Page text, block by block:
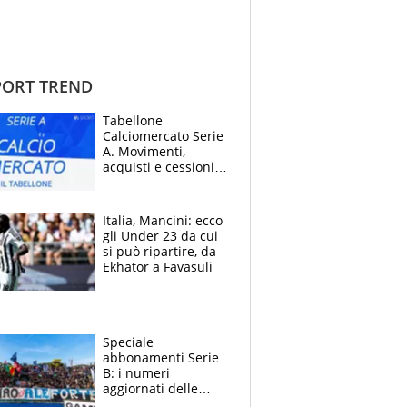
TREND
Tabellone
Calciomercato Serie
A. Movimenti,
acquisti e cessioni:
Italia, Mancini: ecco
gli Under 23 da cui
si può ripartire, da
Ekhator a Favasuli
Speciale
abbonamenti Serie
B: i numeri
aggiornati delle